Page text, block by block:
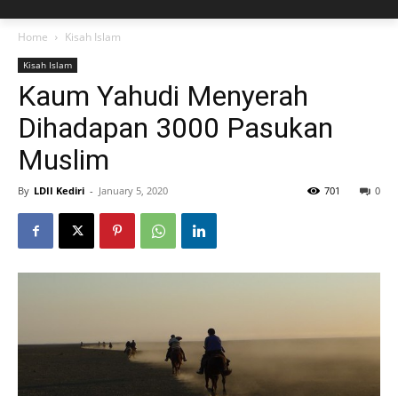
Home Kisah Islam
Kisah Islam
Kaum Yahudi Menyerah
Dihadapan 3000 Pasukan
Muslim
By LDII Kediri - January 5, 2020 0
701